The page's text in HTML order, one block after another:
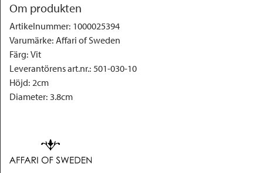
Om produkten
Artikelnummer: 1000025394
Varumärke: Affari of Sweden
Färg: Vit
Leverantörens art.nr.: 501-030-10
Höjd: 2cm
Diameter: 3.8cm